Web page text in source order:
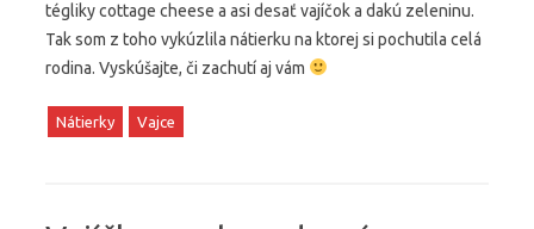
tégliky cottage cheese a asi desať vajíčok a dakú zeleninu.
Tak som z toho vykúzlila nátierku na ktorej si pochutila celá
rodina. Vyskúšajte, či zachutí aj vám
Nátierky Vajce